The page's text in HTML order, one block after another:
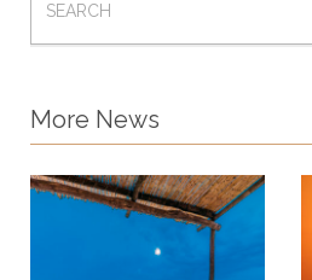
FOR:
More News